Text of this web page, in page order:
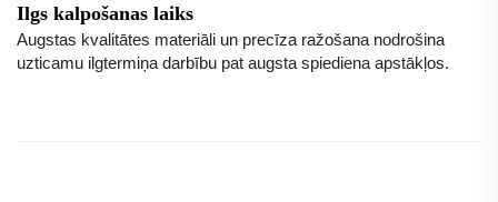
Ilgs kalpošanas laiks
Augstas kvalitātes materiāli un precīza ražošana nodrošina
uzticamu ilgtermiņa darbību pat augsta spiediena apstākļos.